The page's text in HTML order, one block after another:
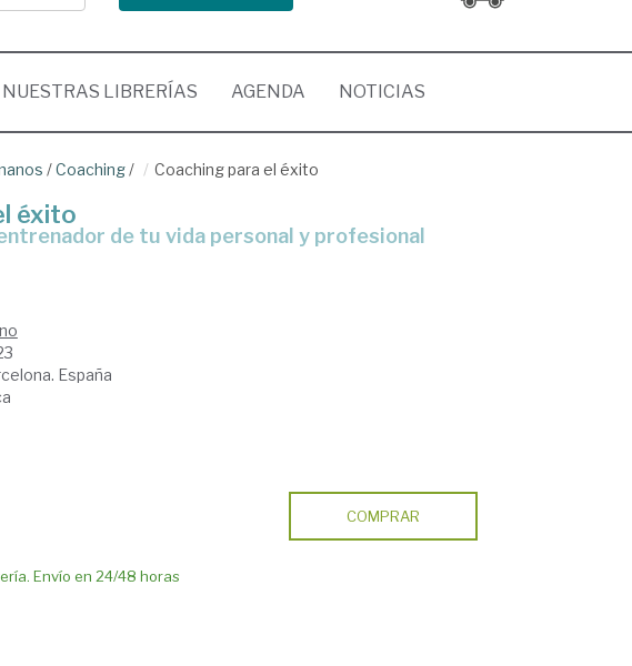
NUESTRAS LIBRERÍAS AGENDA NOTICIAS
/Coaching/ Coaching para el éxito
éxito
de tu vida personal y profesional
España
Envío en 24/48 horas
COMPRAR